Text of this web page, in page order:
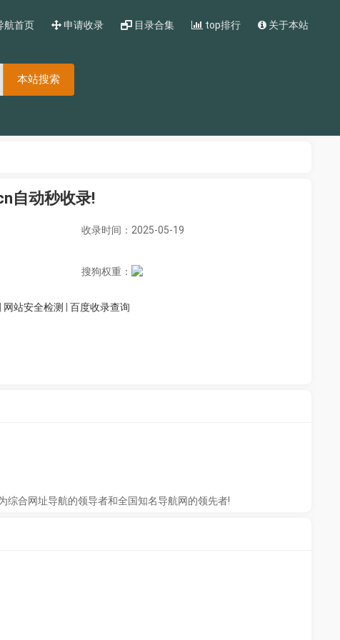
航首页 申请收录 目录合集 top排行 关于本站
本站搜索
自动秒收录!
收录时间：2025-05-19
搜狗权重：
网站安全检测 百度收录查询
合网址导航的领导者和全国知名导航网的领先者!